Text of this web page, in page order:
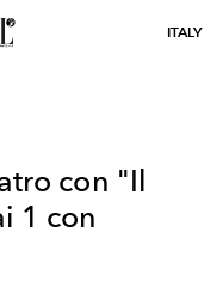
ITALY
con "Il
1 con